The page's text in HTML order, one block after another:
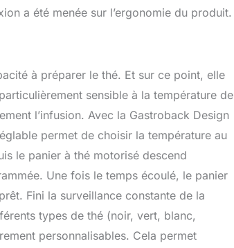
a été menée sur l’ergonomie du produit.
à préparer le thé. Et sur ce point, elle
sensible à la température de
l’infusion. Avec la Gastroback Design
permet de choisir la température au
le panier à thé motorisé descend
Une fois le temps écoulé, le panier
Fini la surveillance constante de la
types de thé (noir, vert, blanc,
personnalisables. Cela permet